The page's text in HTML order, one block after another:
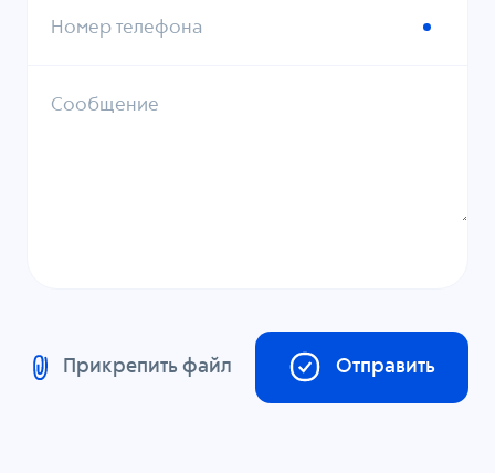
Номер телефона
Сообщение
Прикрепить файл Отправить